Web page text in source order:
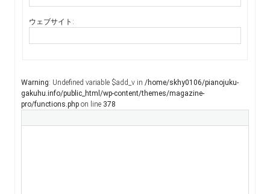
ウェブサイト:
Warning : Undefined variable $add_v in /home/skhy0106/pianojuku-
gakuhu.info/public_html/wp-content/themes/magazine-
pro/functions.php on line 378